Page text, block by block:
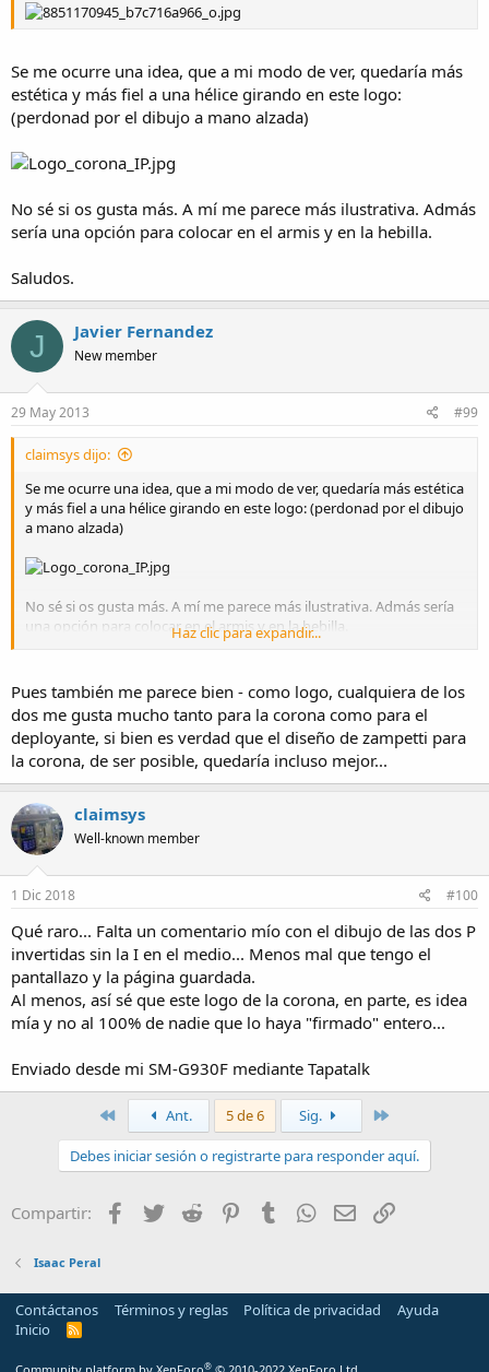
Se me ocurre una idea, que a mi modo de ver, quedaría más
estética y más fiel a una hélice girando en este logo:
(perdonad por el dibujo a mano alzada)
No sé si os gusta más. A mí me parece más ilustrativa. Admás
sería una opción para colocar en el armis y en la hebilla.
Saludos.
J Javier Fernandez
New member
29 May 2013 #99
claimsys dijo:
Se me ocurre una idea, que a mi modo de ver, quedaría más estética
y más fiel a una hélice girando en este logo: (perdonad por el dibujo
a mano alzada)
No sé si os gusta más. A mí me parece más ilustrativa. Admás sería
una opción para colocar en el armis y en la hebilla.
Haz clic para expandir...
Pues también me parece bien - como logo, cualquiera de los
dos me gusta mucho tanto para la corona como para el
deployante, si bien es verdad que el diseño de zampetti para
la corona, de ser posible, quedaría incluso mejor...
claimsys
Well-known member
1 Dic 2018 #100
Qué raro... Falta un comentario mío con el dibujo de las dos P
invertidas sin la I en el medio... Menos mal que tengo el
pantallazo y la página guardada.
Al menos, así sé que este logo de la corona, en parte, es idea
mía y no al 100% de nadie que lo haya "firmado" entero...
Enviado desde mi SM-G930F mediante Tapatalk
PrimeroAnt. 5 de 6 Sig.
Debes iniciar sesión o registrarte para responder aquí.
Compartir: Facebook
Twitter Reddit PinterestTumblrWhatsApp
Email
Isaac Peral
Contáctanos Términos y reglas Política de privacidad
Ayuda
Inicio
R
S
®